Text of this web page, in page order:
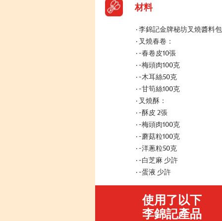
材料
李錦記金牌秘坊叉燒醬料包
叉燒春卷：
-春卷皮10張
-梅頭肉100克
-木耳絲50克
-甘筍絲100克
叉燒酥：
-酥皮 2張
-梅頭肉100克
-蘑菇粒100克
-洋蔥粒50克
-白芝麻 少許
-蛋液 少許
使用了以下
李錦記產品